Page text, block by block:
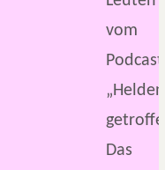
vom
Podcast
Das